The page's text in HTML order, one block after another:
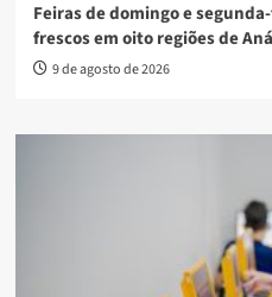
Feiras de domingo e
frescos em oito regiões de
9 de agosto de 2026